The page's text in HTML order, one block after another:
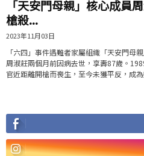
「天安門母親」核心成員
槍殺...
2023年11月03日
「六四」事件遇難者家屬組織「天安門母
周淑莊兩個月前因病去世，享壽87歲。
官近距離開槍而喪生，至今未獲平反，成